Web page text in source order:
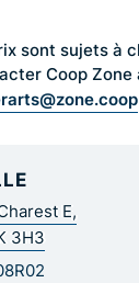
sont sujets à
Coop
E,
3H3